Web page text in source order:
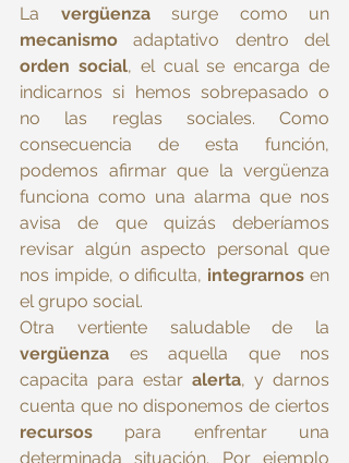
La vergüenza
mecanismo
adaptativo dentro del
orden social, el cual se encarga de
indicarnos si hemos sobrepasado o
no las reglas sociales. Como
consecuencia de esta función,
podemos afirmar que la vergüenza
funciona como una alarma que nos
avisa de que quizás deberíamos
revisar algún aspecto personal que
nos impide, o dificulta, integrarnos en
el grupo social.
vergüenza es aquella que nos
capacita para estar alerta, y darnos
recursos para enfrentar una
determinada situación. Por ejemplo